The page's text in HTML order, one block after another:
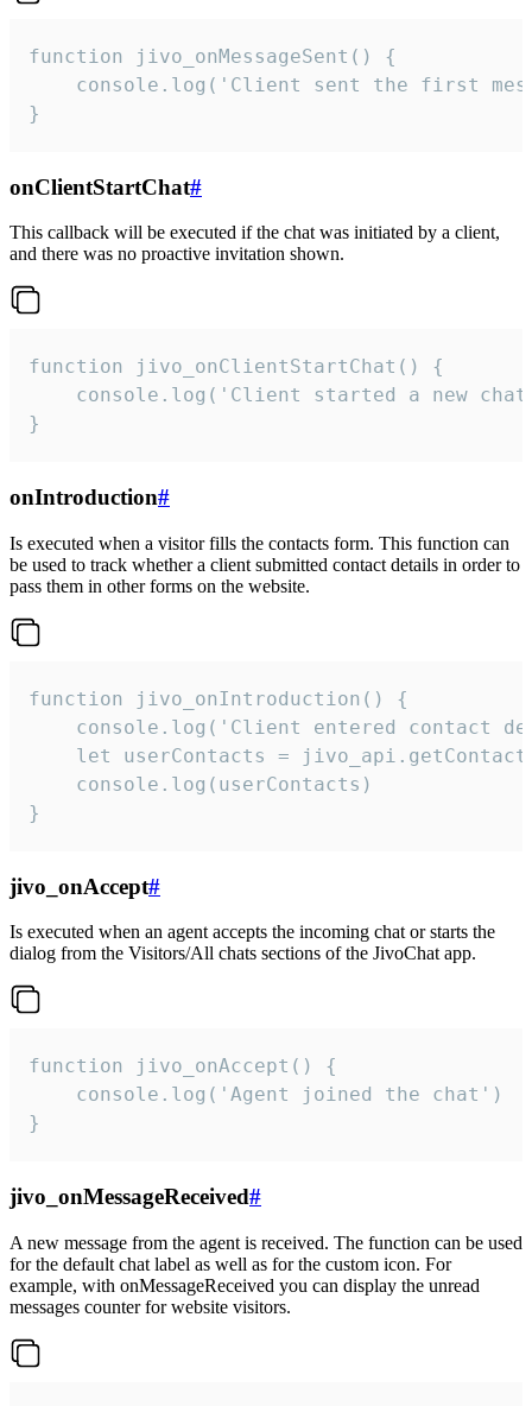
function jivo_onMessageSent() {
console.log('Client sent the first
}
onClientStartChat#
This callback will be executed if the chat was initiated by a client,
and there was no proactive invitation shown.
function jivo_onClientStartChat() {
console.log('Client started a new
}
onIntroduction#
Is executed when a visitor fills the contacts form. This function can
be used to track whether a client submitted contact details in order to
pass them in other forms on the website.
function jivo_onIntroduction() {
console.log('Client entered contact
let userContacts =
    console.log(userContacts)
}
jivo_onAccept#
Is executed when an agent accepts the incoming chat or starts the
dialog from the Visitors/All chats sections of the JivoChat app.
function jivo_onAccept() {
}
jivo_onMessageReceived#
A new message from the agent is received. The function can be used
for the default chat label as well as for the custom icon. For
example, with onMessageReceived you can display the unread
messages counter for website visitors.